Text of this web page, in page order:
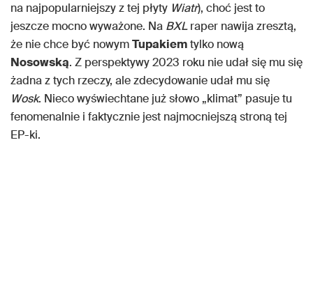
na najpopularniejszy z tej płyty Wiatr), choć jest to
jeszcze mocno wyważone. Na BXLraper nawija zresztą,
że nie chce być nowymTupakiemtylko nową
Nosowską. Z perspektywy 2023 roku nie udał się mu się
żadna z tych rzeczy, ale zdecydowanie udał mu się
Wosk. Nieco wyświechtane już słowo „klimat” pasuje tu
fenomenalnie i faktycznie jest najmocniejszą stroną tej
EP-ki.